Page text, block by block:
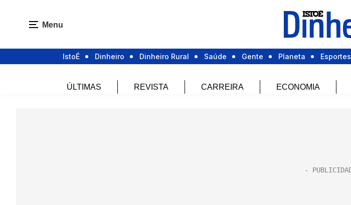
Menu
IstoÉ Dinheiro Dinheiro Rural Saúde Gente Planeta Esportes
ÚLTIMAS REVISTA CARREIRA ECONOMIA